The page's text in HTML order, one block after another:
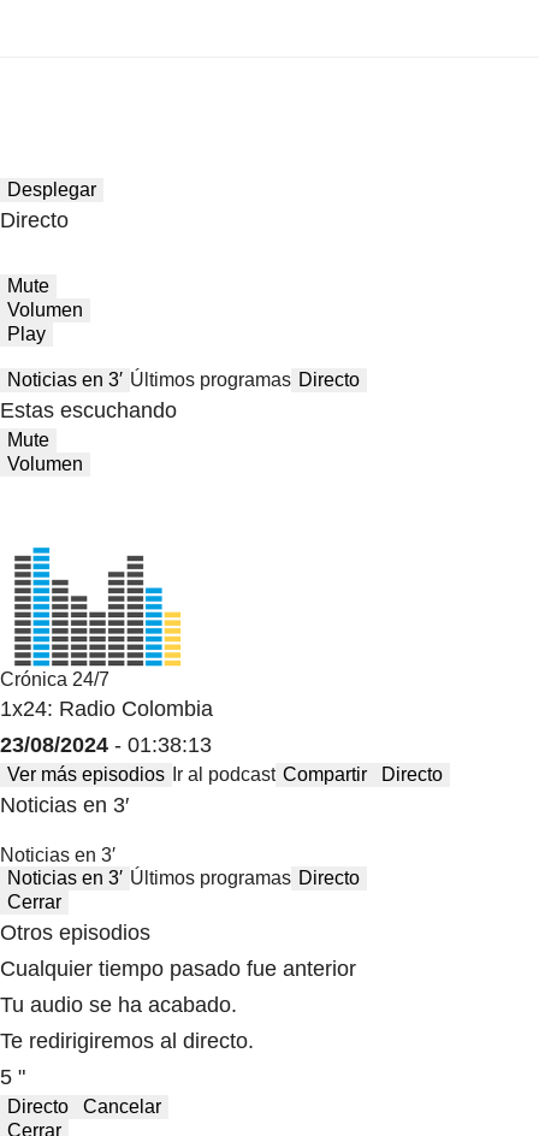
Desplegar
Directo
Mute
Volumen
Play
Noticias en 3′ Últimos programas Directo
Estas escuchando
Mute
Volumen
Crónica 24/7
1x24: Radio Colombia
23/08/2024 - 01:38:13
Ver más episodios Ir al podcast Compartir Directo
Noticias en 3′
Noticias en 3′
Noticias en 3′ Últimos programas Directo
Cerrar
Otros episodios
Cualquier tiempo pasado fue anterior
Tu audio se ha acabado.
Te redirigiremos al directo.
5 "
Directo
Cancelar
Cerrar